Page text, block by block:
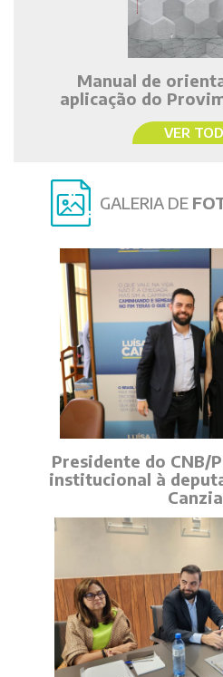
Manual de
aplicação do
VER
GALERIA DE
Presidente do CNB/
institucional à